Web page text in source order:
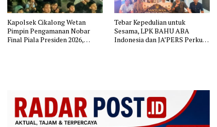
Kapolsek Cikalong Wetan
Pimpin Pengamanan Nobar
Final Piala Presiden 2026,
Tebar Kepedulian untuk
Sesama, LPK BAHU ABA
Indonesia dan JA’PERS Perkuat